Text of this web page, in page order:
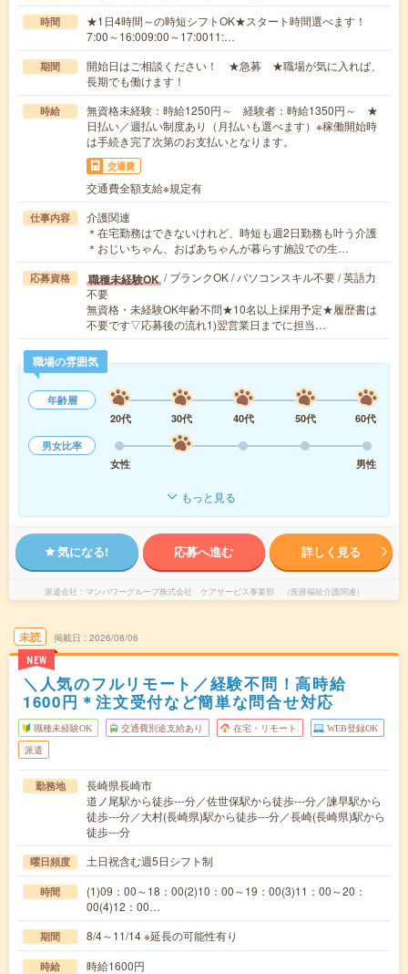
時間
★1日4時間～の時短シフトOK★スタート時間選べます！
7:00～16:009:00～17:0011:…
期間
開始日はご相談ください！ ★急募 ★職場が気に入れば、
長期でも働けます！
時給
無資格未経験：時給1250円～ 経験者：時給1350円～ ★
日払い／週払い制度あり（月払いも選べます）※稼働開始時
は手続き完了次第のお支払いとなります。
交通費
交通費全額支給※規定有
仕事内容
介護関連
＊在宅勤務はできないけれど、時短も週2日勤務も叶う介護
＊おじいちゃん、おばあちゃんが暮らす施設での生…
応募資格 職種未経験OK / ブランクOK / パソコンスキル不要 / 英語力
不要
無資格・未経験OK年齢不問★10名以上採用予定★履歴書は
不要です▽応募後の流れ1)翌営業日までに担当…
職場の雰囲気
年齢層
20代
30代 40代 50代
60代
男女比率
女性
男性
もっと見る
気になる! 応募へ進む 詳しく見る
派遣会社 マンパワーグループ株式会社 ケアサービス事業部 （医療福祉介護関連）
未読
NEW
掲載日 2026/08/06
＼人気のフルリモート／経験不問！高時給
1600円＊注文受付など簡単な問合せ対応
職種未経験OK 交通費別途支給あり 在宅・リモート WEB登録OK
派遣
勤務地
長崎県長崎市
道ノ尾駅から徒歩---分／佐世保駅から徒歩---分／諫早駅から
徒歩---分／大村(長崎県)駅から徒歩---分／長崎(長崎県)駅から
徒歩---分
曜日頻度 土日祝含む週5日シフト制
時間
(1)09：00～18：00(2)10：00～19：00(3)11：00～20：
00(4)12：00…
期間 8/4～11/14 ※延長の可能性有り
時給 時給1600円